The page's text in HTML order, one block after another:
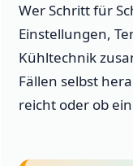
Wer Schritt für
Einstellungen,
Kühltechnik
Fällen selbst
reicht oder ob